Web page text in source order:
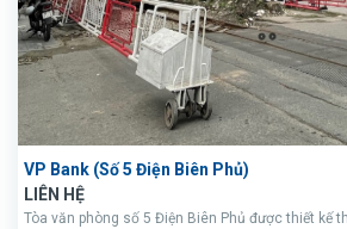
VP Bank (Số 5 Điện Biên Phủ)
LIÊN HỆ
Tòa văn phòng số 5 Điện Biên Phủ được thiết kế